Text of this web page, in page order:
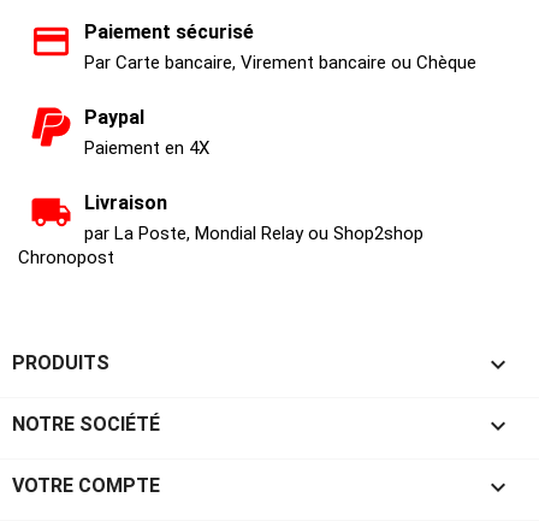
Paiement sécurisé
Par Carte bancaire, Virement bancaire ou Chèque
Paypal
Paiement en 4X
Livraison
par La Poste, Mondial Relay ou Shop2shop
Chronopost
PRODUITS 
NOTRE SOCIÉTÉ 
VOTRE COMPTE 